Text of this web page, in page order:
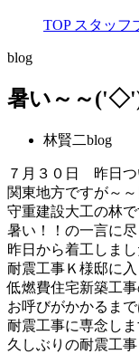
TOP スタッフ
blog
暑い～～('◇')
林賢二blog
７月３０日 昨日つ
関東地方ですが～
守重建設大工の林で
暑い！！の一言に
昨日から着工しまし
耐震工事Ｋ様邸に
低燃費住宅新築工
お呼びがかかるま
耐震工事に専念しま
久しぶりの耐震工事